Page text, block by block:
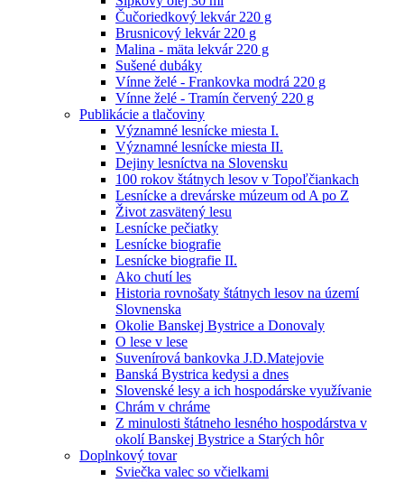
Čučoriedkový lekvár 220 g
Brusnicový lekvár 220 g
Malina - mäta lekvár 220 g
Sušené dubáky
Vínne želé - Frankovka modrá 220 g
Vínne želé - Tramín červený 220 g
Publikácie a tlačoviny
Významné lesnícke miesta I.
Významné lesnícke miesta II.
Dejiny lesníctva na Slovensku
100 rokov štátnych lesov v Topoľčiankach
Lesnícke a drevárske múzeum od A po Z
Život zasvätený lesu
Lesnícke pečiatky
Lesnícke biografie
Lesnícke biografie II.
Ako chutí les
Historia rovnošaty štátnych lesov na území
Slovnenska
Okolie Banskej Bystrice a Donovaly
O lese v lese
Suvenírová bankovka J.D.Matejovie
Banská Bystrica kedysi a dnes
Slovenské lesy a ich hospodárske využívanie
Chrám v chráme
Z minulosti štátneho lesného hospodárstva v
okolí Banskej Bystrice a Starých hôr
Doplnkový tovar
Sviečka valec so včielkami